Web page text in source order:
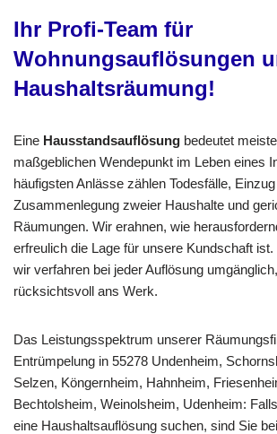
Ihr Profi-Team für
Wohnungsauflösungen
Haushaltsräumung!
Eine Hausstandsauflösung bedeutet
maßgeblichen Wendepunkt im Leben eines
häufigsten Anlässe zählen Todesfälle,
Zusammenlegung zweier Haushalte und
Räumungen. Wir erahnen, wie
erfreulich die Lage für unsere Kundschaft ist.
wir verfahren bei jeder Auflösung
rücksichtsvoll ans Werk.
Das Leistungsspektrum unserer
Entrümpelung in 55278 Undenheim,
Selzen, Köngernheim, Hahnheim,
Bechtolsheim, Weinolsheim, Udenheim:
eine Haushaltsauflösung suchen, sind Sie